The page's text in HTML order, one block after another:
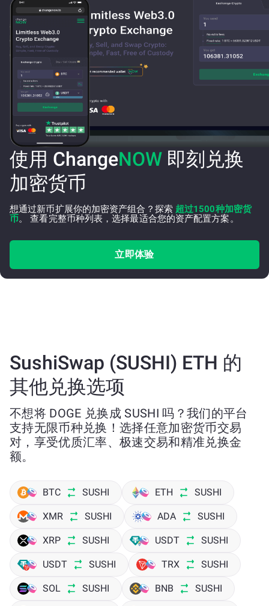
使用 ChangeNOW 即刻兑换
加密货币
想通过新币扩展你的加密资产组合？探索 超过1500种加密货
币。 查看完整币种列表，选择最适合您的资产配置方案。
立即体验
SushiSwap (SUSHI) ETH 的
其他兑换选项
不想将 DOGE 兑换成 SUSHI 吗？我们的平台
支持无限币种兑换！选择任意加密货币交易
对，享受优质汇率、极速交易和精准兑换金
额。
BTC SUSHI ETH SUSHI
XMR SUSHI ADA SUSHI
XRP SUSHI USDT SUSHI
USDT SUSHI TRX SUSHI
SOL SUSHI BNB SUSHI